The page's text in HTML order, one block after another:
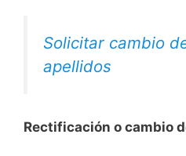
Solicitar cambio
apellidos
Rectificación o cambio